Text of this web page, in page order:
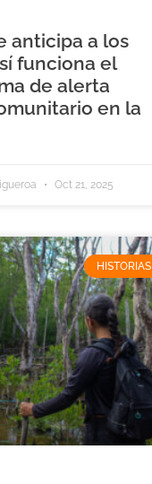
anticipa a los
funciona el
de alerta
en la
Oct 21, 2025
HISTORIAS